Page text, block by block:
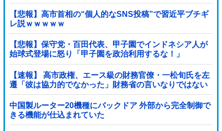
【悲報】高市首相の“個人的なSNS投稿”で習近平ブチギ
レ説ｗｗｗｗｗ
【悲報】保守党・百田代表、甲子園でインドネシア人が
始球式登場に怒り「甲子園を政治利用するな！」
【速報】 高市政権、エース級の財務官僚・一松旬氏を左
遷「彼は協力的でなかった」財務省の言いなりではない
ことが判明
中国製ルーター20機種にバックドア 外部から完全制御で
きる機能が仕込まれていた